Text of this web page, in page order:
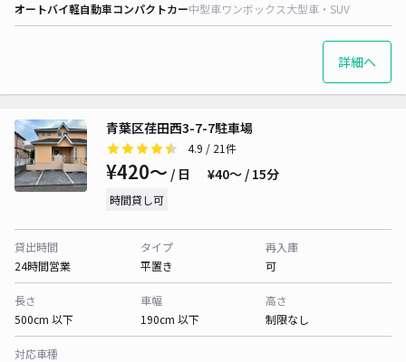
オートバイ軽自動車コンパクトカー中型車ワンボックス大型車・SUV
詳細へ
青葉区荏田西3-7-7駐車場
4.9 / 21件
¥420〜 / 日 ¥40〜 / 15分
時間貸し可
貸出時間
24時間営業
タイプ
平置き
再入庫
可
長さ
500cm 以下
車幅
190cm 以下
高さ
制限なし
対応車種